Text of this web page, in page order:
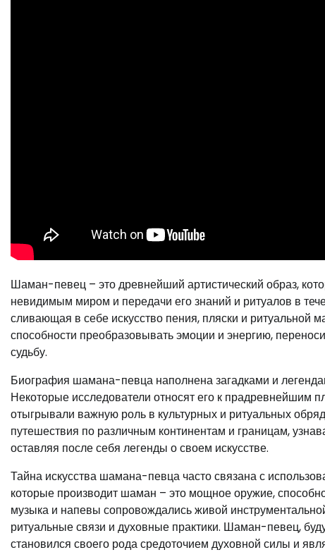
Шаман-певец – это древнейший артистический образ,
невидимым миром и передачи его знаний и ритуалов в
сливающая в себе искусство пения, пляски и
способности преобразовывать эмоции и энергию,
судьбу.
Биография шамана-певца наполнена загадками и
Некоторые исследователи относят его к
отыгрывали важную роль в культурных и ритуальных
путешествия по различным континентам и границам,
оставляя после себя легенды о своем искусстве.
Тайна искусства шамана-певца часто связана с
которые производит шаман – это мощное оружие,
музыка и напевы сопровождались живой
ритуальные связи и духовные практики. Шаман-певец,
становился своего рода средоточием духовной силы и